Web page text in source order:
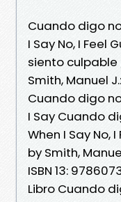
Cuando digo
I Say No, I Feel
siento culpable
Smith, Manuel
Cuando digo
I Say Cuando
When I Say No,
by Smith,
ISBN 13:
Libro Cuando